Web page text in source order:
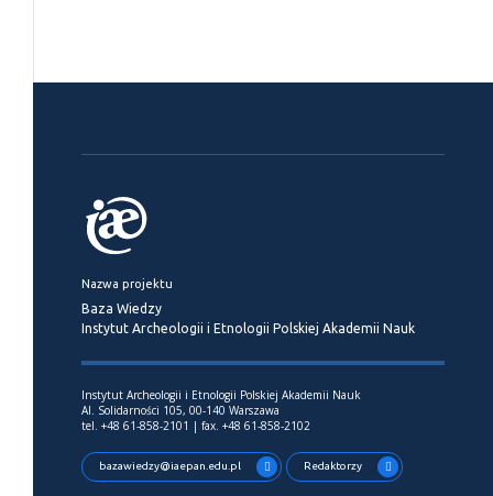
Nazwa projektu
Baza Wiedzy
Instytut Archeologii i Etnologii Polskiej Akademii Nauk
Instytut Archeologii i Etnologii Polskiej Akademii Nauk
Al. Solidarności 105, 00-140 Warszawa
tel. +48 61-858-2101 | fax. +48 61-858-2102
bazawiedzy@iaepan.edu.pl Redaktorzy